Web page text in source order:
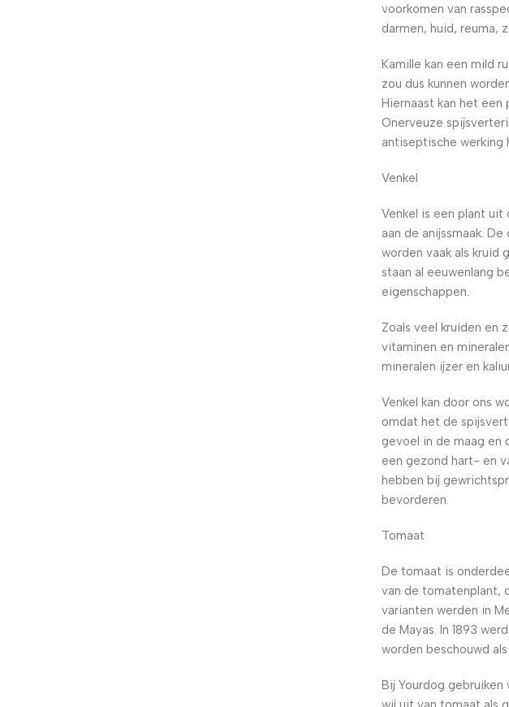
voorkomen van
darmen, huid, reuma,
Kamille kan een mild
zou dus kunnen
Hiernaast kan het
Onerveuze
antiseptische werking
Venkel
Venkel is een plant
aan de anijssmaak.
worden vaak als kruid
staan al eeuwenlang
eigenschappen.
Zoals veel kruiden en
vitaminen en
mineralen ijzer en
Venkel kan door ons
omdat het de
gevoel in de maag en
een gezond hart- en
hebben bij
bevorderen.
Tomaat
De tomaat is
van de tomatenplant,
varianten werden in
de Mayas. In 1893
worden beschouwd
Bij Yourdog